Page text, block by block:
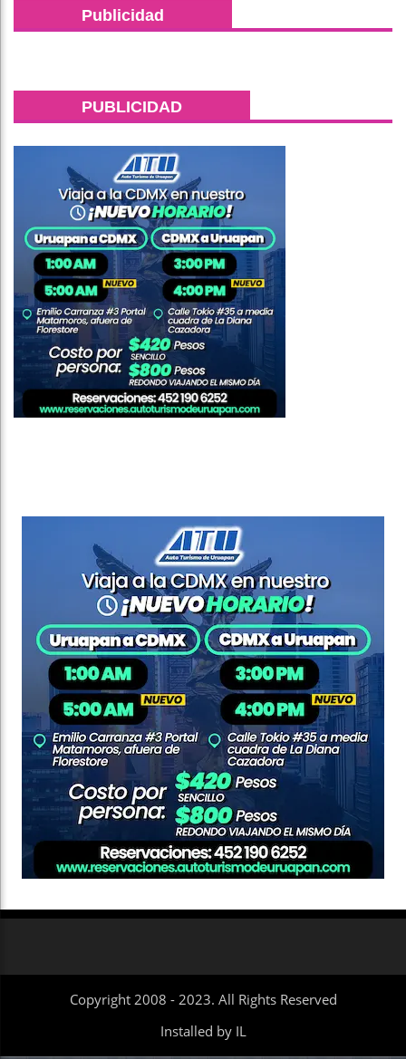
Publicidad
PUBLICIDAD
Copyright 2008 - 2023. All Rights Reserved
Installed by IL